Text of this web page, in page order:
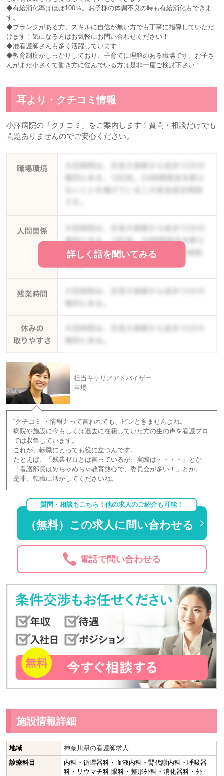
◆有給消化率はほぼ100％。お子様の体調不良の時も有給消化もできま
す。
◆ブランクがある方、スキルに自信が無い方でも丁寧に指導していただ
けます！気になる方はお気軽にお問い合わせください！
◆准看護師さんも多く活躍しています！
◆教育制度がしっかりしており、子育てに理解のある職場です。お子さ
んがまだ小さくて働き方に悩んでいる方は是非一度ご検討下さい！
耳より・クチコミ情報
小澤病院の「クチコミ」をご案内します！質問・相談だけでも
問題ありませんのでご安心ください。
詳しく話を聞いてみる
担当キャリアアドバイザー
吉場
“クチコミ”・情報力って言われても、ピンときませんよね。
病院や施設に今もしくは過去に在籍していた方の生の声を看護プロ
では収集しています。
これが、転職にとっても役に立つんです。
たとえば、「残業ゼロとは言っているが、実際は・・・・」とか
「看護部長はめちゃめちゃ教育熱心で、委員会が多い！」とか。
是非、転職に活かしてくださいね。
質問・相談もこちら！他の求人のご紹介も可能！
（無料）この求人に問い合わせる
電話で問い合わせる
施設情報詳細
地域
神奈川県の看護師求人
診療科目
内科・循環器科・血液内科・腎代謝内科・呼吸器
科・リウマチ科 眼科・整形外科・消化器科・外